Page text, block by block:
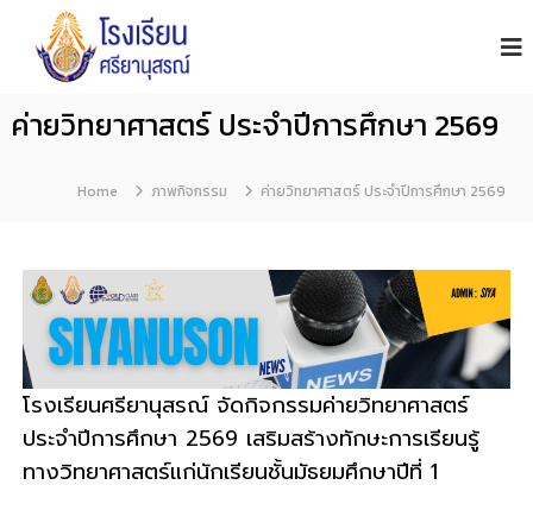
รี
ย
นุ
ส
ร
ณ์
จั
น
l
ค่ายวิทยาศาสตร์ ประจำปีการศึกษา 2569
Home ภาพกิจกรรม ค่ายวิทยาศาสตร์ ประจำปีการศึกษา 2569
โรงเรียนศรียานุสรณ์ จัดกิจกรรมค่ายวิทยาศาสตร์
ประจำปีการศึกษา 2569 เสริมสร้างทักษะการเรียนรู้
ทางวิทยาศาสตร์แก่นักเรียนชั้นมัธยมศึกษาปีที่ 1